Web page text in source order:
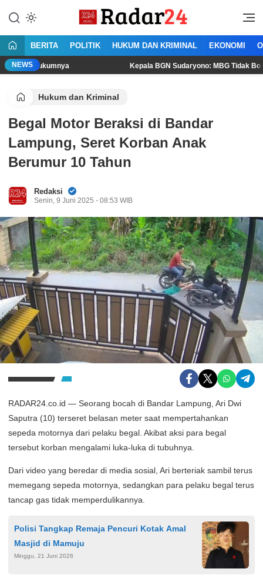
konten
Radar24.co.id
Jujur Lantang Bersuara
BERITA POLITIK HUKUM DAN KRIMINAL EKONOMI
NEWS Kepala BGN Sudaryono: MBG Tidak Boleh
Hukum dan Kriminal
Begal Motor Beraksi di Bandar
Lampung, Seret Korban Anak
Berumur 10 Tahun
Redaksi
Senin, 9 Juni 2025 - 08:53 WIB
RADAR24.co.id — Seorang bocah di Bandar Lampung, Ari Dwi
Saputra (10) terseret belasan meter saat mempertahankan
sepeda motornya dari pelaku begal. Akibat aksi para begal
tersebut korban mengalami luka-luka di tubuhnya.
Dari video yang beredar di media sosial, Ari berteriak sambil terus
memegang sepeda motornya, sedangkan para pelaku begal terus
tancap gas tidak memperdulikannya.
Polisi Tangkap Remaja Pencuri Kotak Amal
Masjid di Mamuju
Minggu, 21 Juni 2026